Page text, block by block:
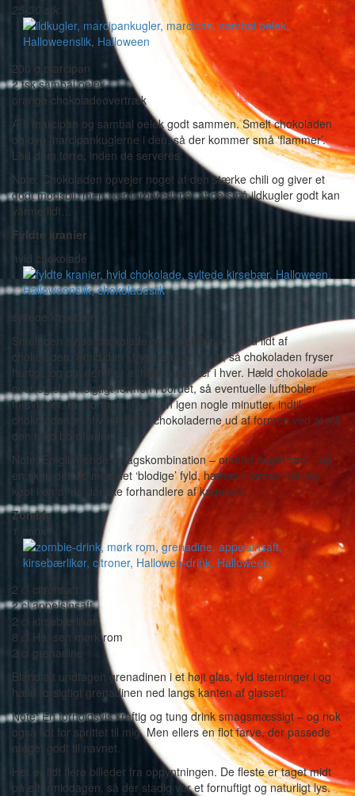
25-30 stk.
200 g marcipan
2 tsk sambal oelek
orange chokoladeovertræk
Ælt marcipan og sambal oelek godt sammen. Smelt chokoladen
og dyp marcipankuglerne i den, så der kommer små ‘flammer’.
Lad dem tørre, inden de serveres.
Note: Chokoladen opvejer noget af den stærke chili og giver et
godt modspil, men vær forberedt på, at de små ildkugler godt kan
varme lidt…
Fyldte kranier
hvid chokolade
syltede kirsebær
Smelt den hvide chokolade og pensl formen med lidt af
chokoladen. Smid den i fryseren i et minut, så chokoladen fryser
hurtigt, og put derefter et halvt kirsebær i hver. Hæld chokolade
over og slå forsigtigt formen i bordet, så eventuelle luftbobler
forsvinder. Put formen i fryseren igen nogle minutter, indtil
chokoladen er stivnet, og få chokoladerne ud af formen ved at slå
den mod bordfladen.
Note: En glimrende smagskombination – omend noget sød – og
en skøn detalje med det ‘blodige’ fyld, hæhæ! Formen har jeg
købt i en af de danske forhandlere af kagepynt.
Zombie
1 drink
2 cl citronsaft
2 cl appelsinsaft
2 cl kirsebærlikør
8 cl Hansen mørk rom
2 cl grenadine
Bland alt undtagen grenadinen i et højt glas, fyld isterninger i og
hæld forsigtigt grenadinen ned langs kanten af glasset.
Note: En forholdsvis kraftig og tung drink smagsmæssigt – og nok
også lidt for sprittet til mig. Men ellers en flot farve, der passede
meget godt til navnet.
Her er lidt flere billeder fra oppyntningen. De fleste er taget midt
på eftermiddagen, så der stadig var et fornuftigt og naturligt lys.